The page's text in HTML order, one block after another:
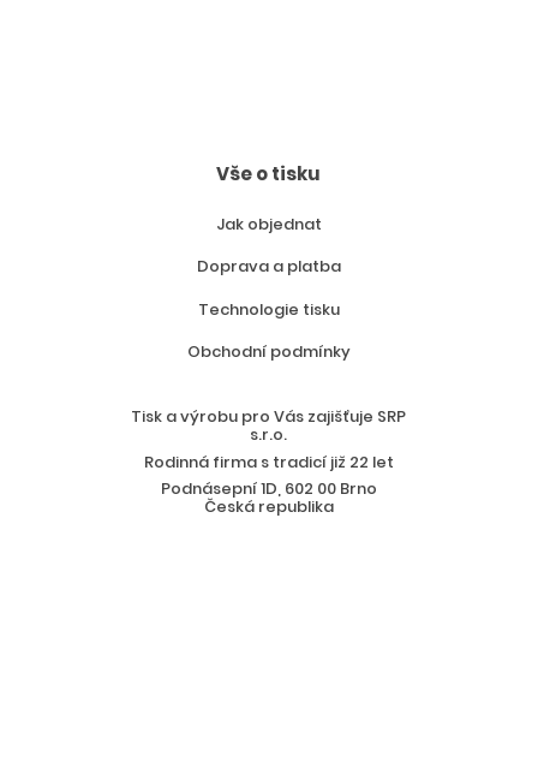
Vše o tisku
Jak objednat
Doprava a platba
Technologie tisku
Obchodní podmínky
Tisk a výrobu pro Vás zajišťuje SRP
s.r.o.
Rodinná firma s tradicí již 22 let
Podnásepní 1D, 602 00 Brno
Česká republika